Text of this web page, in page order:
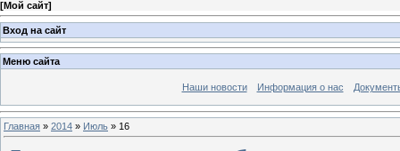
[Мой сайт]
Вход на сайт
Меню сайта
Наши новости Информация о нас
Главная » 2014 » Июль » 16